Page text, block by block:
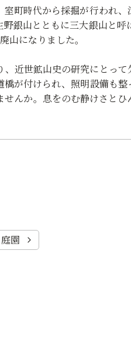
町時代から採掘が行われ
銀山とともに三大銀山と
山になりました。
近世鉱山史の研究にとっ
が付けられ、照明設備も
んか。息をのむ静けさと
園